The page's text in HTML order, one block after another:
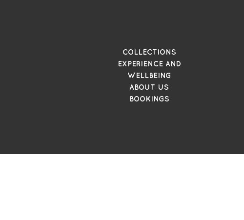
COLLECTIONS
EXPERIENCE AND
WELLBEING
ABOUT US
BOOKINGS